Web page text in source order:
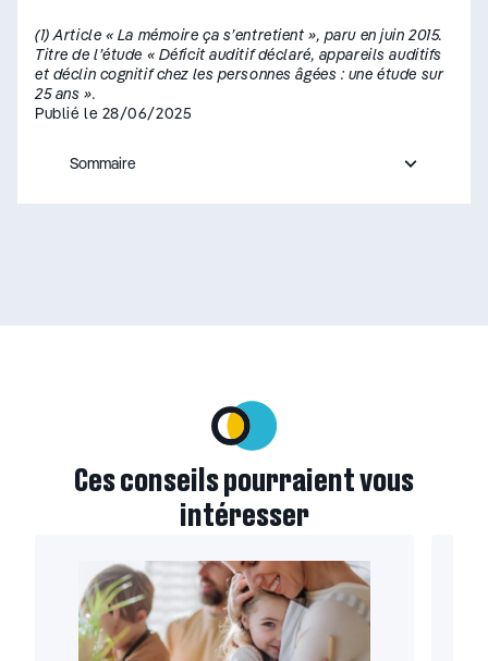
(1) Article « La mémoire ça s’entretient », paru en juin 2015.
Titre de l’étude « Déficit auditif déclaré, appareils auditifs
et déclin cognitif chez les personnes âgées : une étude sur
25 ans ».
Publié le 28/06/2025
Sommaire
Ces conseils pourraient vous
intéresser